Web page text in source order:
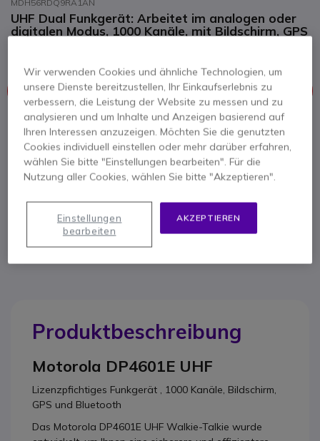
MDH56RDQ9RA1AN
UHF Dual Funkgerät: Arbeitet im analogen oder
digitalen Modus, 1000 Kanäle, mit Bildschirm, GPS
Dieses Produkt wird nicht mehr hergestellt
Hier finden Sie eine Übersicht ähnlicher Produkte.
Ähnliche Produkte prüfen
Kontaktieren Sie uns -
Kostenlos anrufen
+49 30 30807701
F.A.Q Live Chat
Produktbeschreibung
Motorola DP4601E UHF
Lizenzpfichtiges Funkgerät , 1000 Kanäle, Bildschirm,
GPS und Bluetooth
Das Motorola DP4601E UHF Walkie-Talkie wurde
Wir verwenden Cookies und ähnliche Technologien, um
unsere Dienste bereitzustellen, Ihr Einkaufserlebnis zu
verbessern, die Leistung der Website zu messen und zu
analysieren und um Inhalte und Anzeigen basierend auf
Ihren Interessen anzuzeigen. Möchten Sie die genutzten
Cookies individuell einstellen oder mehr darüber erfahren,
wählen Sie bitte "Einstellungen bearbeiten". Für die
Nutzung aller Cookies, wählen Sie bitte "Akzeptieren".
AKZEPTIEREN
Einstellungen
bearbeiten